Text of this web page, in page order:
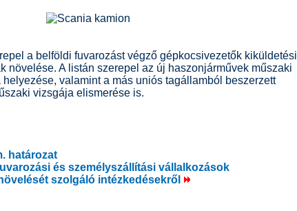
a belföldi fuvarozást végző gépkocsivezetők kiküldetési
növelése. A listán szerepel az új haszonjárművek műszaki
valamint a más uniós tagállamból beszerzett
vizsgája elismerése is.
határozat
és személyszállítási vállalkozások
szolgáló intézkedésekről